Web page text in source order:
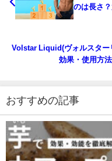
のは長さ
Volstar Liquid(ヴォルスター
効果・使用方
おすすめの記事